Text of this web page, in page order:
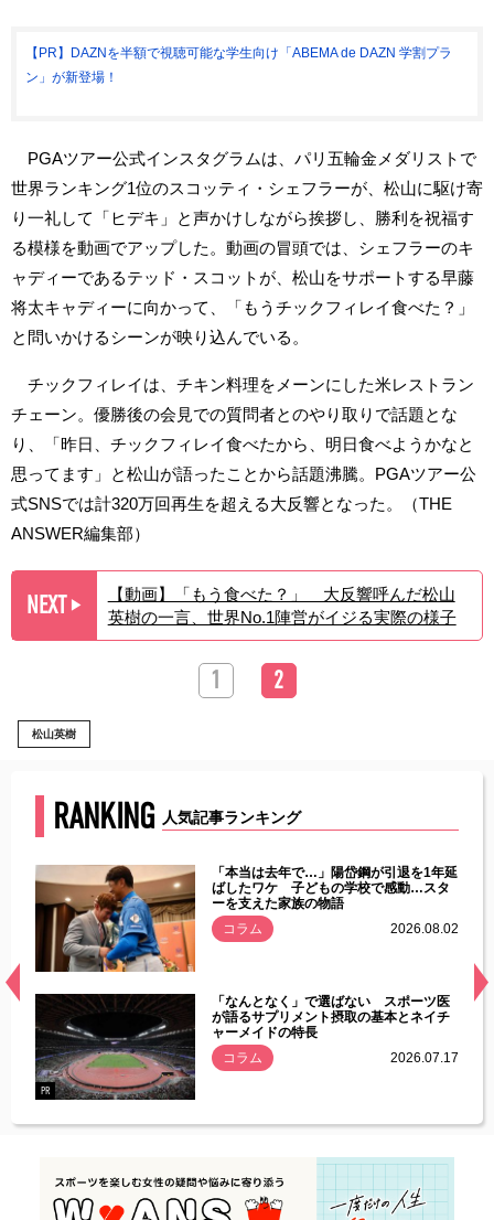
【PR】DAZNを半額で視聴可能な学生向け「ABEMA de DAZN 学割プラ
ン」が新登場！
PGAツアー公式インスタグラムは、パリ五輪金メダリストで
世界ランキング1位のスコッティ・シェフラーが、松山に駆け寄
り一礼して「ヒデキ」と声かけしながら挨拶し、勝利を祝福す
る模様を動画でアップした。動画の冒頭では、シェフラーのキ
ャディーであるテッド・スコットが、松山をサポートする早藤
将太キャディーに向かって、「もうチックフィレイ食べた？」
と問いかけるシーンが映り込んでいる。
チックフィレイは、チキン料理をメーンにした米レストラン
チェーン。優勝後の会見での質問者とのやり取りで話題とな
り、「昨日、チックフィレイ食べたから、明日食べようかなと
思ってます」と松山が語ったことから話題沸騰。PGAツアー公
式SNSでは計320万回再生を超える大反響となった。（THE
ANSWER編集部）
NEXT ▶︎
【動画】「もう食べた？」 大反響呼んだ松山
英樹の一言、世界No.1陣営がイジる実際の様子
1 2
松山英樹
RANKING 人気記事ランキング
常
「本当は去年で…」陽岱鋼が引退を1年延
ばしたワケ 子どもの学校で感動…スタ
ーを支えた家族の物語
コラム
2026.08.02
PR
「なんとなく」で選ばない スポーツ医
が語るサプリメント摂取の基本とネイチ
ャーメイドの特長
コラム
2026.07.17